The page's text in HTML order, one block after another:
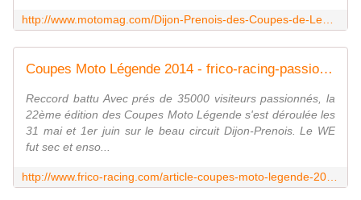
Coupes Moto Légende 2014 - frico-racing-passion moto
Reccord battu Avec prés de 35000 visiteurs passionnés, la
22ème édition des Coupes Moto Légende s'est déroulée les
31 mai et 1er juin sur le beau circuit Dijon-Prenois. Le WE
fut sec et enso...